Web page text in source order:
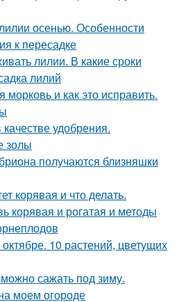
осенью. Особенности
к пересадке
лилии. В какие сроки
лилий
морковь и как это исправить.
удобрения.
золы
получаются близняшки
корявая и что делать.
корявая и рогатая и методы
10 растений, цветущих
сажать под зиму.
моем огороде